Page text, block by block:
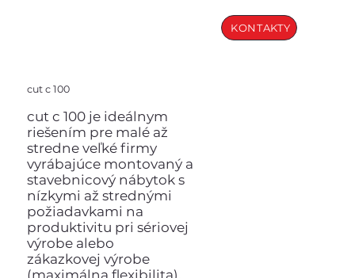
KONTAKTY
cut c 100
cut c 100 je ideálnym
riešením pre malé až
stredne veľké firmy
vyrábajúce montovaný a
stavebnicový nábytok s
nízkymi až strednými
požiadavkami na
produktivitu pri sériovej
výrobe alebo
zákazkovej výrobe